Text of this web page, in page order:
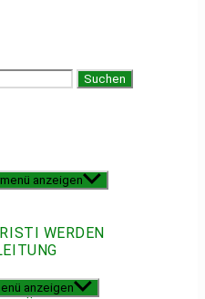
anzeigen
WERDEN
anzeigen